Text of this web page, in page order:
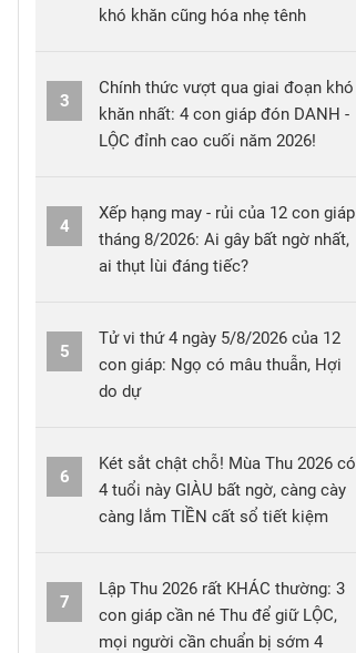
khó khăn cũng hóa nhẹ tênh
3
Chính thức vượt qua giai đoạn khó
khăn nhất: 4 con giáp đón DANH -
LỘC đỉnh cao cuối năm 2026!
4
Xếp hạng may - rủi của 12 con giáp
tháng 8/2026: Ai gây bất ngờ nhất,
ai thụt lùi đáng tiếc?
5
Tử vi thứ 4 ngày 5/8/2026 của 12
con giáp: Ngọ có mâu thuẫn, Hợi
do dự
6
Két sắt chật chỗ! Mùa Thu 2026 có
4 tuổi này GIÀU bất ngờ, càng cày
càng lắm TIỀN cất sổ tiết kiệm
7
Lập Thu 2026 rất KHÁC thường: 3
con giáp cần né Thu để giữ LỘC,
mọi người cần chuẩn bị sớm 4